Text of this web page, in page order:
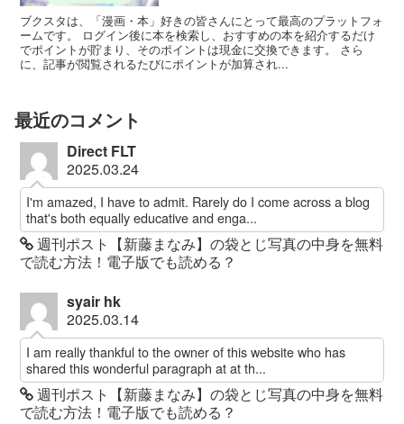
ブクスタは、「漫画・本」好きの皆さんにとって最高のプラットフォ
ームです。 ログイン後に本を検索し、おすすめの本を紹介するだけ
でポイントが貯まり、そのポイントは現金に交換できます。 さら
に、記事が閲覧されるたびにポイントが加算され...
最近のコメント
Direct FLT
2025.03.24
I'm amazed, I have to admit. Rarely do I come across a blog
that's both equally educative and enga...
週刊ポスト【新藤まなみ】の袋とじ写真の中身を無料
で読む方法！電子版でも読める？
syair hk
2025.03.14
I am really thankful to the owner of this website who has
shared this wonderful paragraph at at th...
週刊ポスト【新藤まなみ】の袋とじ写真の中身を無料
で読む方法！電子版でも読める？